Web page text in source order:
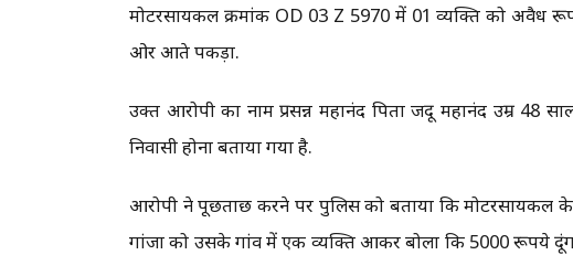
मोटरसायकल क्रमांक OD 03 Z 5970 में 01 व्यक्ति को अवैध
ओर आते पकड़ा.
उक्त आरोपी का नाम प्रसन्न महानंद पिता जदू महानंद उम्र 48
निवासी होना बताया गया है.
आरोपी ने पूछताछ करने पर पुलिस को बताया कि मोटरसायकल
गांजा को उसके गांव में एक व्यक्ति आकर बोला कि 5000 रूपये